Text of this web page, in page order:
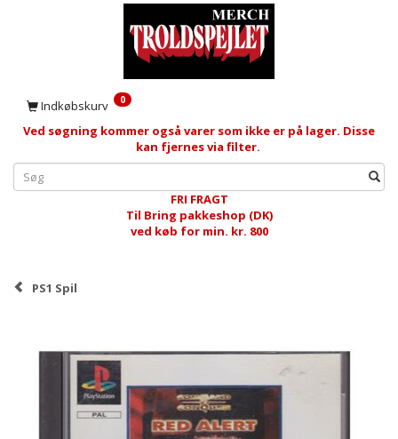
Indkøbskurv 0
Ved søgning kommer også varer som ikke er på lager. Disse
kan fjernes via filter.
FRI FRAGT
Til Bring pakkeshop (DK)
ved køb for min. kr. 800
PS1 Spil